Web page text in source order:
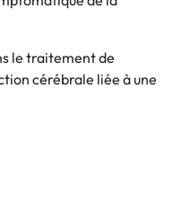
le traitement de
cérébrale liée à une